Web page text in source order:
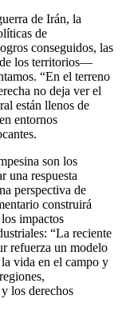
de Irán, la
de
conseguidos, las
de los territorios—
“En el terreno
no deja ver el
están llenos de
entornos
son los
una respuesta
perspectiva de
construirá
impactos
“La reciente
refuerza un modelo
vida en el campo y
los derechos